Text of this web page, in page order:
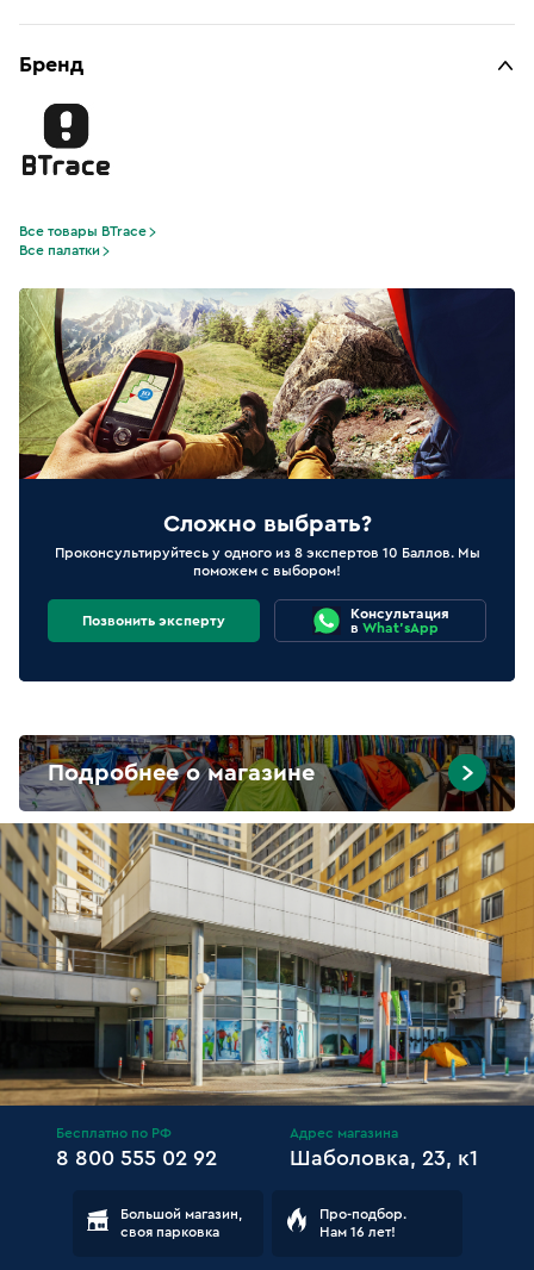
Бренд
Все товары BTrace
Все палатки
Сложно выбрать?
Проконсультируйтесь у одного из 8 экспертов 10 Баллов. Мы
поможем с выбором!
Позвонить эксперту
Консультация
в What'sApp
Подробнее о магазине
Бесплатно по РФ
8 800 555 02 92
Адрес магазина
Шаболовка, 23, к1
Большой магазин,
своя парковка
Про-подбор.
Нам 16 лет!